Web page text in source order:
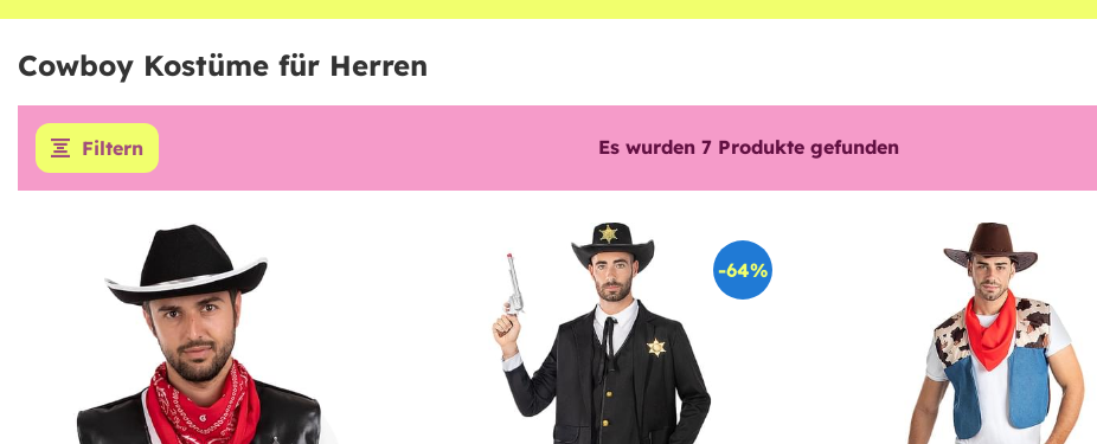
Cowboy Kostüme für Herren
Filtern Es wurden 7Produkte gefunden
-64%